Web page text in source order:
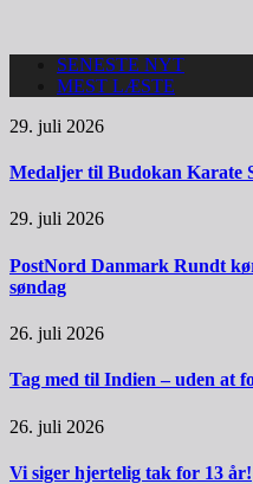
SENESTE NYT
MEST LÆSTE
29. juli 2026
Medaljer til Budokan Karate
29. juli 2026
PostNord Danmark Rundt
søndag
26. juli 2026
Tag med til Indien – uden at
26. juli 2026
Vi siger hjertelig tak for 13 år!